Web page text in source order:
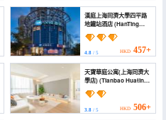
漢庭上海同濟大學四平路
地鐵站酒店 (HanTing
Hotel (Shanghai Tongji
University Siping Road
Subway Station))
4.8/ 5 HKD 457+
天寶華庭公寓(上海同濟大
學店) (Tianbao Huating
Apartment (Shanghai
Tongji University
3.8/ 5 HKD 506+